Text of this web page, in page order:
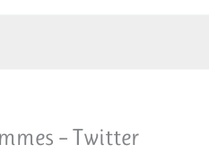
– Twitter